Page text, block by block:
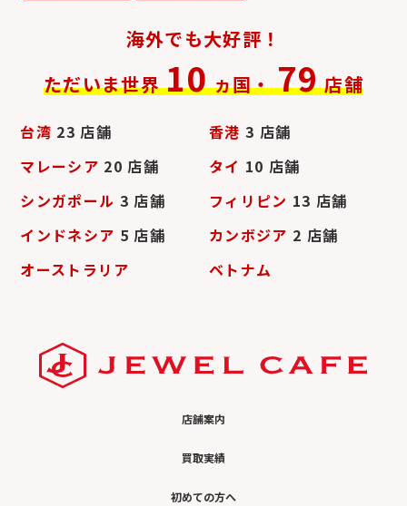
海外でも大好評！
ただいま世界 10 ヵ国・ 79 店舗
台湾 23 店舗 香港 3 店舗
マレーシア 20 店舗 タイ 10 店舗
シンガポール 3 店舗 フィリピン 13 店舗
インドネシア 5 店舗 カンボジア 2 店舗
オーストラリア
ベトナム
店舗案内
買取実績
初めての方へ